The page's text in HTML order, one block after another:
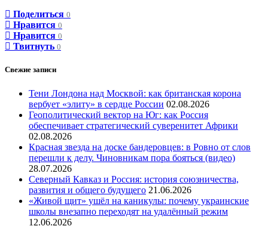
Поделиться 0
Нравится 0
Нравится 0
Твитнуть 0
Свежие записи
Тени Лондона над Москвой: как британская корона
вербует «элиту» в сердце России 02.08.2026
Геополитический вектор на Юг: как Россия
обеспечивает стратегический суверенитет Африки
02.08.2026
Красная звезда на доске бандеровцев: в Ровно от слов
перешли к делу. Чиновникам пора бояться (видео)
28.07.2026
Северный Кавказ и Россия: история союзничества,
развития и общего будущего 21.06.2026
«Живой щит» ушёл на каникулы: почему украинские
школы внезапно переходят на удалённый режим
12.06.2026